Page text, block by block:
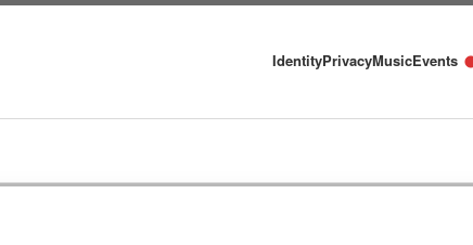
IdentityPrivacyMusicEvents